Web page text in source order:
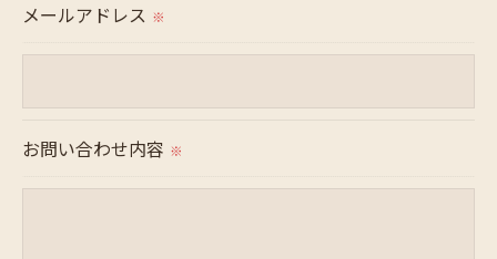
メールアドレス ※
お問い合わせ内容 ※